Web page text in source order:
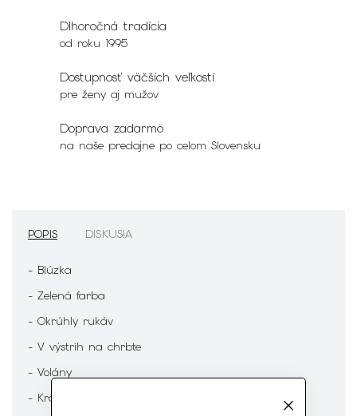
Dlhoročná tradícia
od roku 1995
Dostupnosť väčších veľkostí
pre ženy aj mužov
Doprava zadarmo
na naše predajne po celom Slovensku
POPIS DISKUSIA
- Blúzka
- Zelená farba
- Okrúhly rukáv
- V výstrih na chrbte
- Volány
- Krátky rukáv